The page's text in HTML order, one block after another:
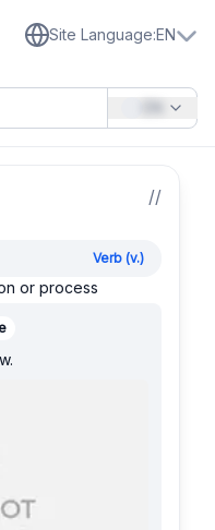
Site Language:EN
//
Verb (v.)
or process